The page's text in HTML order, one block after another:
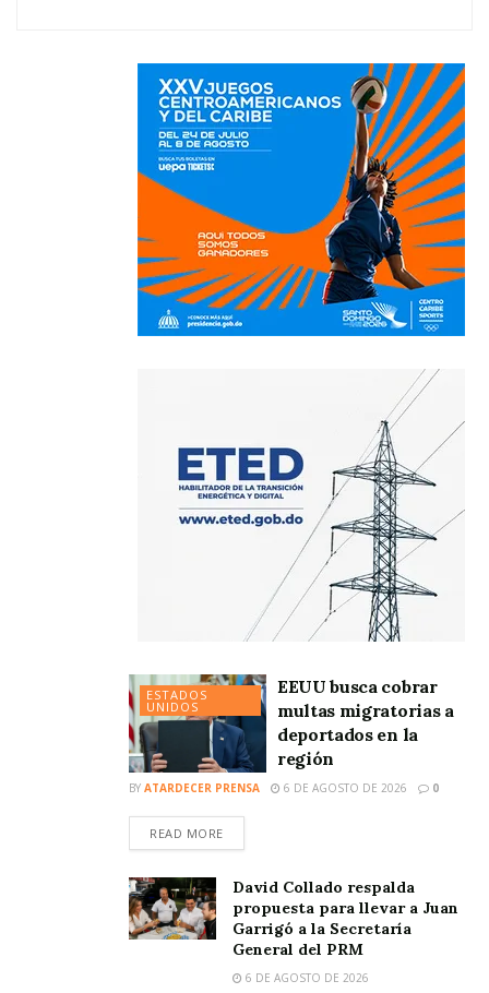
ESTADOS
UNIDOS
EEUU busca cobrar
multas migratorias a
deportados en la
región
BY ATARDECER PRENSA 6 DE AGOSTO DE 2026 0
READ MORE
David Collado respalda
propuesta para llevar a Juan
Garrigó a la Secretaría
General del PRM
6 DE AGOSTO DE 2026